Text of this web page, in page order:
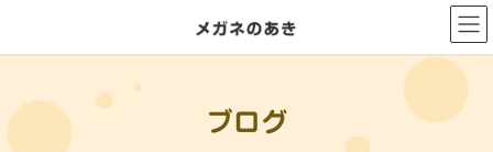
ン
ツ
ー
シ
ブログ